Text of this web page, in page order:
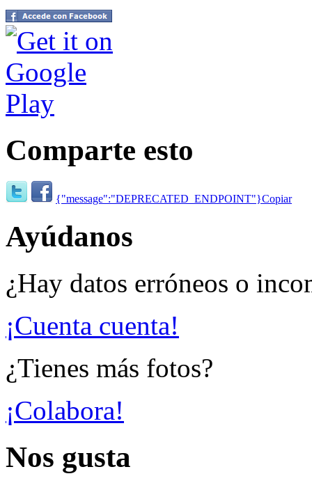
Comparte esto
{"message":"DEPRECATED_ENDPOINT"}Copiar
Ayúdanos
¿Hay datos erróneos o
¡Cuenta cuenta!
¿Tienes más fotos?
¡Colabora!
Nos gusta